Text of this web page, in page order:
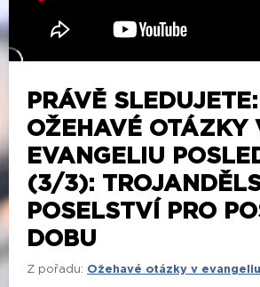
PRÁVĚ SLEDUJETE:
OŽEHAVÉ OTÁZKY
EVANGELIU
(3/3):
POSELSTVÍ PRO
DOBU
Z pořadu: Ožehavé otázky v